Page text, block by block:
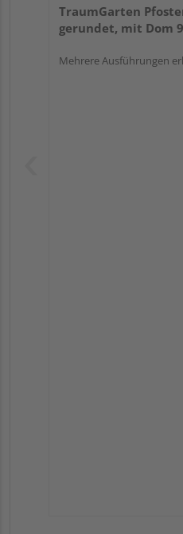
TraumGarten
gerundet, mit Dom
Mehrere Ausführungen